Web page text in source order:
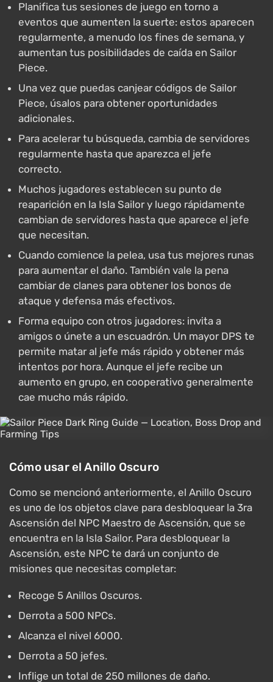
Planifica tus sesiones de juego en torno a
eventos que aumenten la suerte: estos aparecen
regularmente, a menudo los fines de semana, y
aumentan tus posibilidades de caída en Sailor
Piece.
Una vez que puedas canjear códigos de Sailor
Piece, úsalos para obtener oportunidades
adicionales.
Para acelerar tu búsqueda, cambia de servidores
regularmente hasta que aparezca el jefe
correcto.
Muchos jugadores establecen su punto de
reaparición en la Isla Sailor y luego rápidamente
cambian de servidores hasta que aparece el jefe
que necesitan.
Cuando comience la pelea, usa tus mejores runas
para aumentar el daño. También vale la pena
cambiar de clanes para obtener los bonos de
ataque y defensa más efectivos.
Forma equipo con otros jugadores: invita a
amigos o únete a un escuadrón. Un mayor DPS te
permite matar al jefe más rápido y obtener más
intentos por hora. Aunque el jefe recibe un
aumento en grupo, en cooperativo generalmente
cae mucho más rápido.
Cómo usar el Anillo Oscuro
Como se mencionó anteriormente, el Anillo Oscuro
es uno de los objetos clave para desbloquear la 3ra
Ascensión del NPC Maestro de Ascensión, que se
encuentra en la Isla Sailor. Para desbloquear la
Ascensión, este NPC te dará un conjunto de
misiones que necesitas completar:
Recoge 5 Anillos Oscuros.
Derrota a 500 NPCs.
Alcanza el nivel 6000.
Derrota a 50 jefes.
Inflige un total de 250 millones de daño.